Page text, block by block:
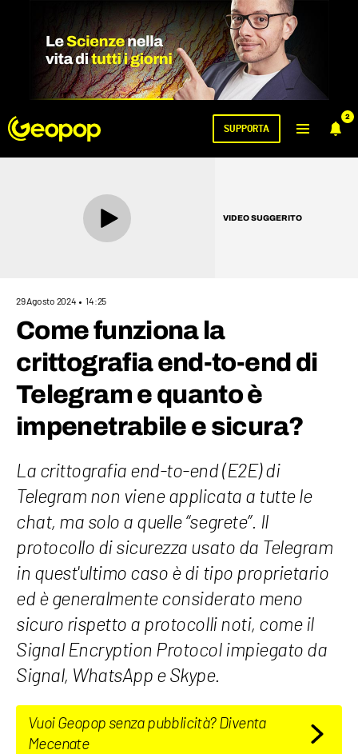
2
SUPPORTA
VIDEO SUGGERITO
29 Agosto 2024 14:25
Come funziona la
crittografia end-to-end di
Telegram e quanto è
impenetrabile e sicura?
La crittografia end-to-end (E2E) di
Telegram non viene applicata a tutte le
chat, ma solo a quelle “segrete”. Il
protocollo di sicurezza usato da Telegram
in quest'ultimo caso è di tipo proprietario
ed è generalmente considerato meno
sicuro rispetto a protocolli noti, come il
Signal Encryption Protocol impiegato da
Signal, WhatsApp e Skype.
Vuoi Geopop senza pubblicità? Diventa
Mecenate